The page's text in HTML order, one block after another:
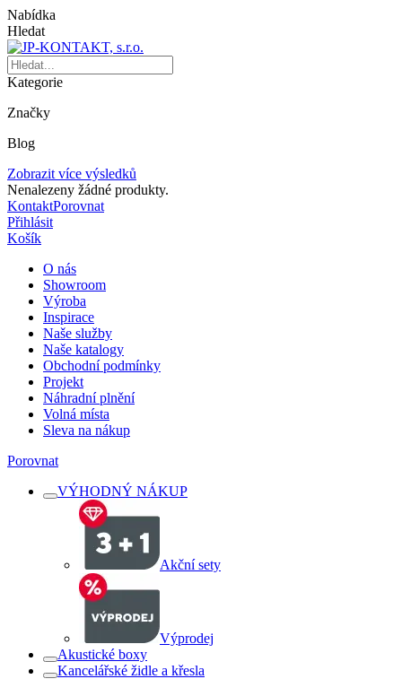
Nabídka
Hledat
Kategorie
Značky
Blog
Zobrazit více výsledků
Nenalezeny žádné produkty.
KontaktPorovnat
Přihlásit
Košík
O nás
Showroom
Výroba
Inspirace
Naše služby
Naše katalogy
Obchodní podmínky
Projekt
Náhradní plnění
Volná místa
Sleva na nákup
Porovnat
VÝHODNÝ NÁKUP
Akční sety
Výprodej
Akustické boxy
Kancelářské židle a křesla